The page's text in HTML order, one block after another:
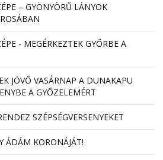
– GYÖNYÖRŰ LÁNYOK
- MEGÉRKEZTEK GYŐRBE A
JÖVŐ VASÁRNAP A DUNAKAPU
A GYŐZELEMÉRT
SZÉPSÉGVERSENYEKET
ÁDÁM KORONÁJÁT!